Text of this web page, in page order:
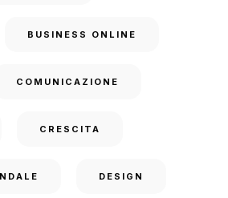
BUSINESS ONLINE
COMUNICAZIONE
CRESCITA
DESIGN